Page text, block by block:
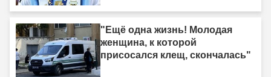
"Ещё одна жизнь! Молодая
женщина, к которой
присосался клещ, скончалась"